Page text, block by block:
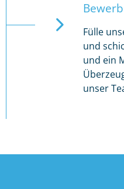
Fülle
und
und ein
unser